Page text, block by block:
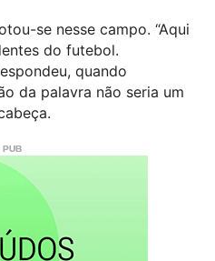
se nesse campo. “Aqui
do futebol.
quando
da palavra não seria um